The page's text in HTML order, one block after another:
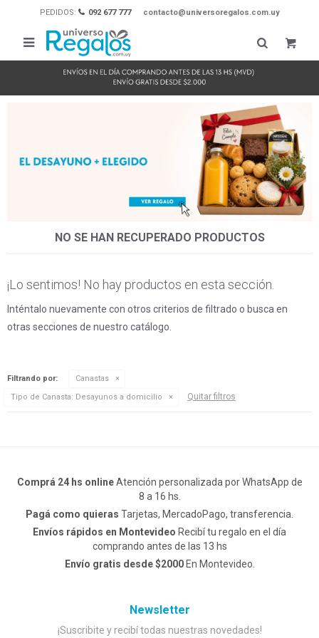
PEDIDOS: 092 677 777 contacto@universoregalos.com.uy

NO SE HAN RECUPERADO PRODUCTOS
¡Lo sentimos! No hay productos en esta sección.
Inténtalo nuevamente con otros criterios de filtrado o busca en
otras secciones de nuestro catálogo.
Filtrando por:
Canastas
Tipo de Canasta: Desayunos a domicilio Quitar filtros
Comprá 24 hs onlineAtención personalizada por WhatsApp de
8 a 16 hs.
Pagá como quieras Tarjetas, MercadoPago, transferencia.
Envíos rápidos en Montevideo Recibí tu regalo en el día
comprando antes de las 13 hs
Envío gratis desde $2000En Montevideo.
Newsletter
¡Suscribite y recibí todas nuestras novedades!